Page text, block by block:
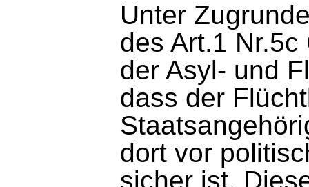
Unter
des Art.1
der Asyl- und
dass der
dort vor
sicher ist.